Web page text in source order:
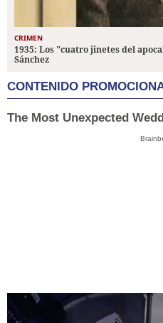
CRIMEN
1935: Los "cuatro jinetes del
Sánchez
CONTENIDO
The Most Unexpected